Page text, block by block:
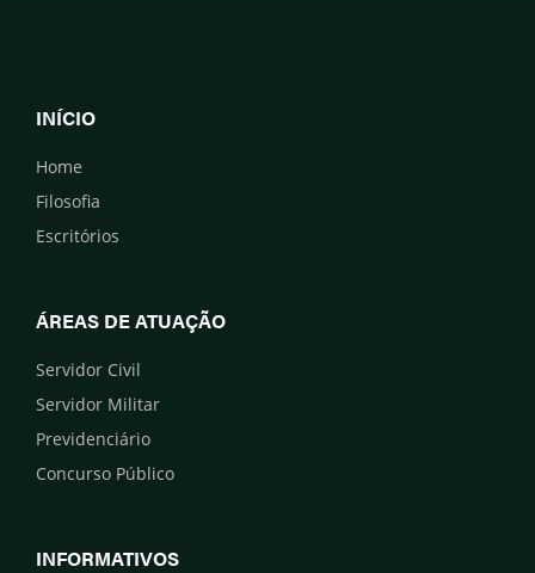
INÍCIO
Home
Filosofia
Escritórios
ÁREAS DE ATUAÇÃO
Servidor Civil
Servidor Militar
Previdenciário
Concurso Público
INFORMATIVOS